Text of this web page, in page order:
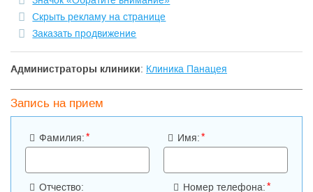
Скрыть рекламу на странице
Заказать продвижение
Администраторы клиники: Клиника Панацея
Запись на прием
Фамилия:* Имя:*
Отчество: Номер телефона:*